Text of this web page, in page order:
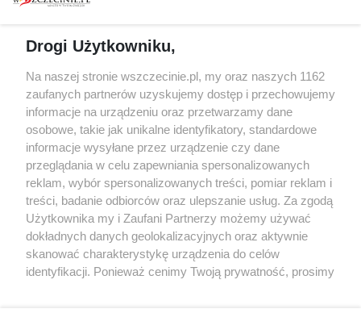
Spacery i oprowadzania
targi
Wernisaże
Więcej
Specjalny koncert z okazji
20. urodzin portalu
wSzczecinie.pl
Regulamin konkursów
śniadaniówka "Hej
Szczecin! Jest piątek!"
Partnerzy
Praca Szczecin
Drogi Użytkowniku,
Na naszej stronie wszczecinie.pl, my oraz naszych 1162
zaufanych partnerów uzyskujemy dostęp i przechowujemy
informacje na urządzeniu oraz przetwarzamy dane
osobowe, takie jak unikalne identyfikatory, standardowe
informacje wysyłane przez urządzenie czy dane
przeglądania w celu zapewniania spersonalizowanych
reklam, wybór spersonalizowanych treści, pomiar reklam i
treści, badanie odbiorców oraz ulepszanie usług. Za zgodą
Użytkownika my i Zaufani Partnerzy możemy używać
dokładnych danych geolokalizacyjnych oraz aktywnie
skanować charakterystykę urządzenia do celów
identyfikacji. Ponieważ cenimy Twoją prywatność, prosimy